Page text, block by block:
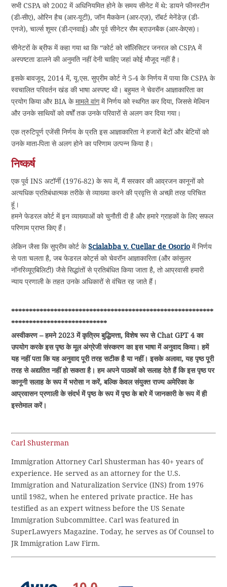
सभी CSPA को 2002 में अधिनियमित होने के समय सीनेट में थे: डायने फीनस्टीन
(डी-सीए), ओरिन हैच (आर-यूटी), जॉन मैककेन (आर-एज़), रॉबर्ट मेनेंडेज़ (डी-
एनजे), चार्ल्स शूमर (डी-एनवाई) और पूर्व सीनेटर सैम ब्राउनबैक (आर-केएस)।
सीनेटरों के ब्रीफ में कहा गया था कि “कोर्ट को सॉलिसिटर जनरल को CSPA में
अस्पष्टता डालने की अनुमति नहीं देनी चाहिए जहां कोई मौजूद नहीं है।
इसके बावजूद, 2014 में, यू.एस. सुप्रीम कोर्ट ने 5-4 के निर्णय में पाया कि CSPA के
स्वचालित परिवर्तन खंड की भाषा अस्पष्ट थी। बहुमत ने चेवरॉन आज्ञाकारिता का
प्रयोग किया और BIA केमामले वांगमें निर्णय को स्थगित कर दिया, जिससे मेल्विन
और उनके साथियों को वर्षों तक उनके परिवारों से अलग कर दिया गया।
एक त्रुटिपूर्ण एजेंसी निर्णय के प्रति इस आज्ञाकारिता ने हजारों बेटों और बेटियों को
उनके माता-पिता से अलग होने का परिणाम उत्पन्न किया है।
निष्कर्ष
एक पूर्व INS अटॉर्नी (1976-82) के रूप में, मैं सरकार की आव्रजन कानूनों को
अत्यधिक प्रतिबंधात्मक तरीके से व्याख्या करने की प्रवृत्ति से अच्छी तरह परिचित
हूं।
हमने फेडरल कोर्ट में इन व्याख्याओं को चुनौती दी है और हमारे ग्राहकों के लिए सफल
परिणाम प्राप्त किए हैं।
लेकिन जैसा कि सुप्रीम कोर्ट केScialabba v. Cuellar de Osorio में निर्णय
से पता चलता है, जब फेडरल कोर्ट्स को चेवरॉन आज्ञाकारिता (और कांसुलर
नॉनरिव्यूएबिलिटी) जैसे सिद्धांतों से प्रतिबंधित किया जाता है, तो आप्रवासी हमारी
न्याय प्रणाली के तहत उनके अधिकारों से वंचित रह जाते हैं।
*********************************************************
***************************
अस्वीकरण – हमने 2023 में कृत्रिम बुद्धिमत्ता, विशेष रूप से Chat GPT 4 का
उपयोग करके इस पृष्ठ के मूल अंग्रेजी संस्करण का इस भाषा में अनुवाद किया। हमें
यह नहीं पता कि यह अनुवाद पूरी तरह सटीक है या नहीं। इसके अलावा, यह पृष्ठ पूरी
तरह से अद्यतित नहीं हो सकता है। हम अपने पाठकों को सलाह देते हैं कि इस पृष्ठ पर
कानूनी सलाह के रूप में भरोसा न करें, बल्कि केवल संयुक्त राज्य अमेरिका के
आप्रवासन प्रणाली के संदर्भ में पृष्ठ के रूप में पृष्ठ के बारे में जानकारी के रूप में ही
इस्तेमाल करें।
Carl Shusterman
Immigration Attorney Carl Shusterman has 40+ years of
experience. He served as an attorney for the U.S.
Immigration and Naturalization Service (INS) from 1976
until 1982, when he entered private practice. He has
testified as an expert witness before the US Senate
Immigration Subcommittee. Carl was featured in
SuperLawyers Magazine. Today, he serves as Of Counsel to
JR Immigration Law Firm.